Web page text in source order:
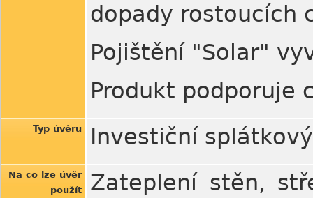
dopady rostoucích
Pojištění "Solar"
Produkt podporuje
Typ úvěru Investiční
Na co lze úvěr
použít
Zateplení stěn,